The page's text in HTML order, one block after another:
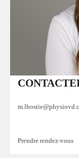
Prendre rendez-vous